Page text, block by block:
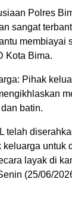
Polres
sangat
membiayai
Kota Bima.
Pihak
batin.
telah
keluarga untuk
layak di
(25/06/